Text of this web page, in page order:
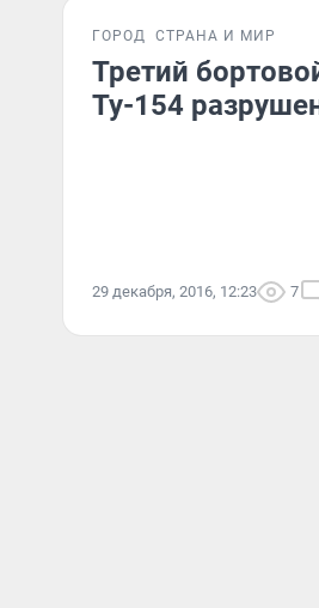
ГОРОД СТРАНА И МИР
Третий
Ту-154
29 декабря, 2016, 12:23 7